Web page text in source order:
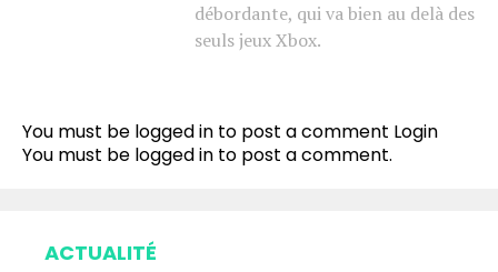
débordante, qui va bien au delà des
seuls jeux Xbox.
You must be logged in to post a comment Login
You must be logged in to post a comment.
ACTUALITÉ
Pinterest